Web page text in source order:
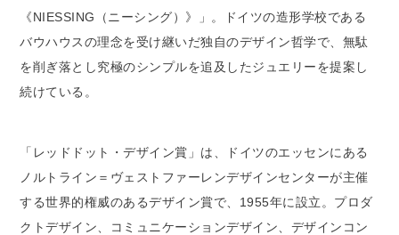
《NIESSING（ニーシング）》」。ドイツの造形学校である
バウハウスの理念を受け継いだ独自のデザイン哲学で、無駄
を削ぎ落とし究極のシンプルを追及したジュエリーを提案し
続けている。
「レッドドット・デザイン賞」は、ドイツのエッセンにある
ノルトライン＝ヴェストファーレンデザインセンターが主催
する世界的権威のあるデザイン賞で、1955年に設立。プロダ
クトデザイン、コミュニケーションデザイン、デザインコン